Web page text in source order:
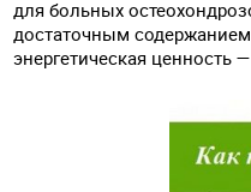
для больных
достаточным
энергетическая ценность